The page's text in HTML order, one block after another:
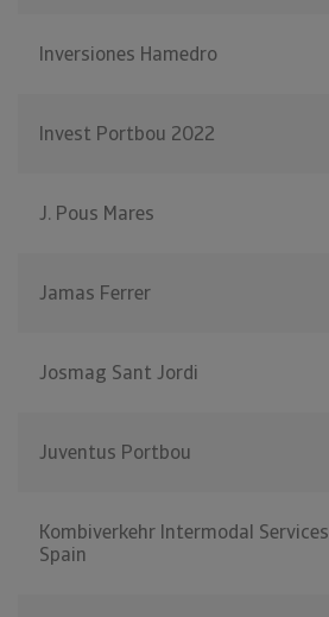
Inversiones Hamedro
Invest Portbou 2022
J. Pous Mares
Jamas Ferrer
Josmag Sant Jordi
Juventus Portbou
Kombiverkehr Intermodal Services
Spain